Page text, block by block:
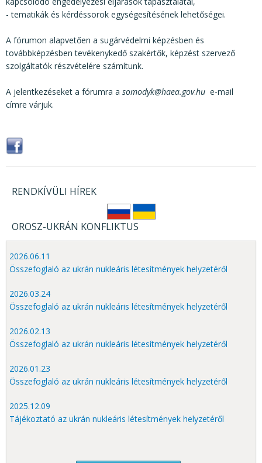
- tematikák és kérdéssorok egységesítésének lehetőségei.
A fórumon alapvetően a sugárvédelmi képzésben és
továbbképzésben tevékenykedő szakértők, képzést szervező
szolgáltatók részvételére számítunk.
A jelentkezéseket a fórumra a somodyk@haea.gov.hu e-mail
címre várjuk.
RENDKÍVÜLI HÍREK
OROSZ-UKRÁN KONFLIKTUS
2026.06.11
Összefoglaló az ukrán nukleáris létesítmények helyzetéről
2026.03.24
Összefoglaló az ukrán nukleáris létesítmények helyzetéről
2026.02.13
Összefoglaló az ukrán nukleáris létesítmények helyzetéről
2026.01.23
Összefoglaló az ukrán nukleáris létesítmények helyzetéről
2025.12.09
Tájékoztató az ukrán nukleáris létesítmények helyzetéről